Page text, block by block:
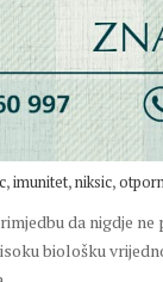
,imunitet,niksic,
da nigdje ne
biološku